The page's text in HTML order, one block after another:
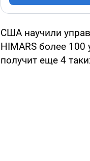
США научили
HIMARS более
получит еще 4